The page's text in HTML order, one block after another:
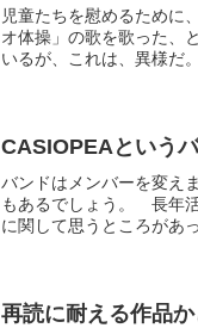
児童たちを慰めるために
オ体操」の歌を歌った、
いるが、これは、異様だ
CASIOPEAという
バンドはメンバーを変え
もあるでしょう。 長年
に関して思うところがあ
再読に耐える作品